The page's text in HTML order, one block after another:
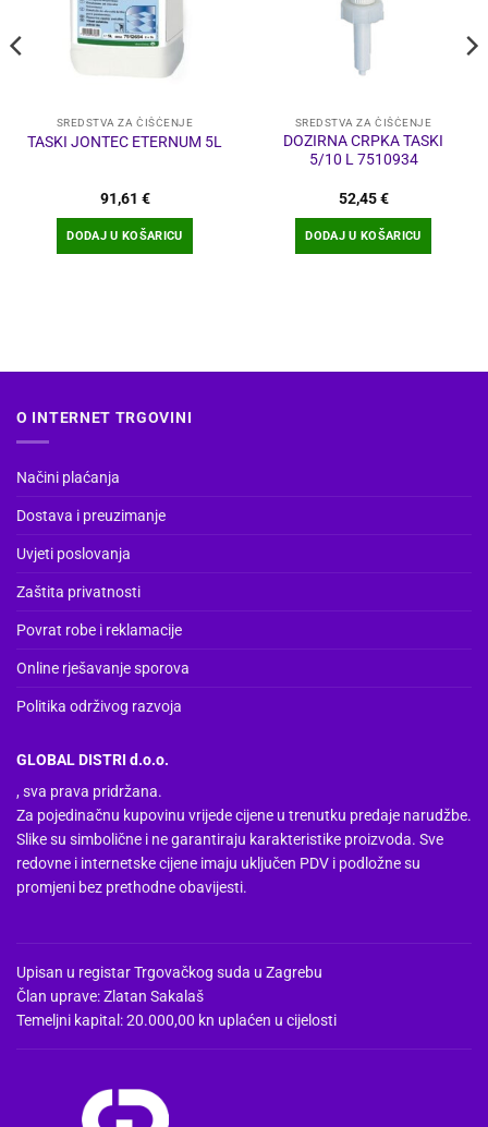
SREDSTVA ZA ČIŠĆENJE
TASKI JONTEC ETERNUM 5L
91,61 €
DODAJ U KOŠARICU
SREDSTVA ZA ČIŠĆENJE
DOZIRNA CRPKA TASKI
5/10 L 7510934
52,45€
DODAJ U KOŠARICU
O INTERNET TRGOVINI
Načini plaćanja
Dostava i preuzimanje
Uvjeti poslovanja
Zaštita privatnosti
Povrat robe i reklamacije
Online rješavanje sporova
Politika održivog razvoja
GLOBAL DISTRI d.o.o.
, sva prava pridržana.
Za pojedinačnu kupovinu vrijede cijene u trenutku predaje narudžbe.
Slike su simbolične i ne garantiraju karakteristike proizvoda. Sve
redovne i internetske cijene imaju uključen PDV i podložne su
promjeni bez prethodne obavijesti.
Upisan u registar Trgovačkog suda u Zagrebu
Član uprave: Zlatan Sakalaš
Temeljni kapital: 20.000,00 kn uplaćen u cijelosti